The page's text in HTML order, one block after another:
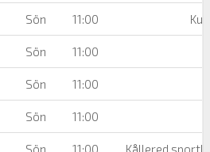
Sön 11:00
Sön 11:00
Sön 11:00
Sön 11:00
Sön 11:00 Kållered